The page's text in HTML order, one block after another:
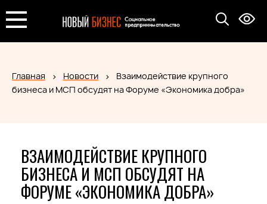
Главная Новости
Взаимодействие крупного
бизнеса и МСП обсудят на Форуме «Экономика добра»
ВЗАИМОДЕЙСТВИЕ КРУПНОГО
БИЗНЕСА И МСП ОБСУДЯТ НА
ФОРУМЕ «ЭКОНОМИКА ДОБРА»